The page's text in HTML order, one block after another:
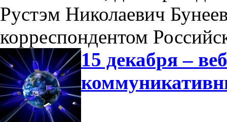
Рустэм Николаевич
корреспондентом
15 декабря –